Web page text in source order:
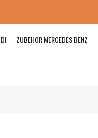
ZUBEHÖR MERCEDES BENZ